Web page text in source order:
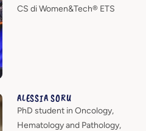
CS di Women&Tech® ETS
ALESSIA SORU
PhD student in Oncology,
Hematology and Pathology,